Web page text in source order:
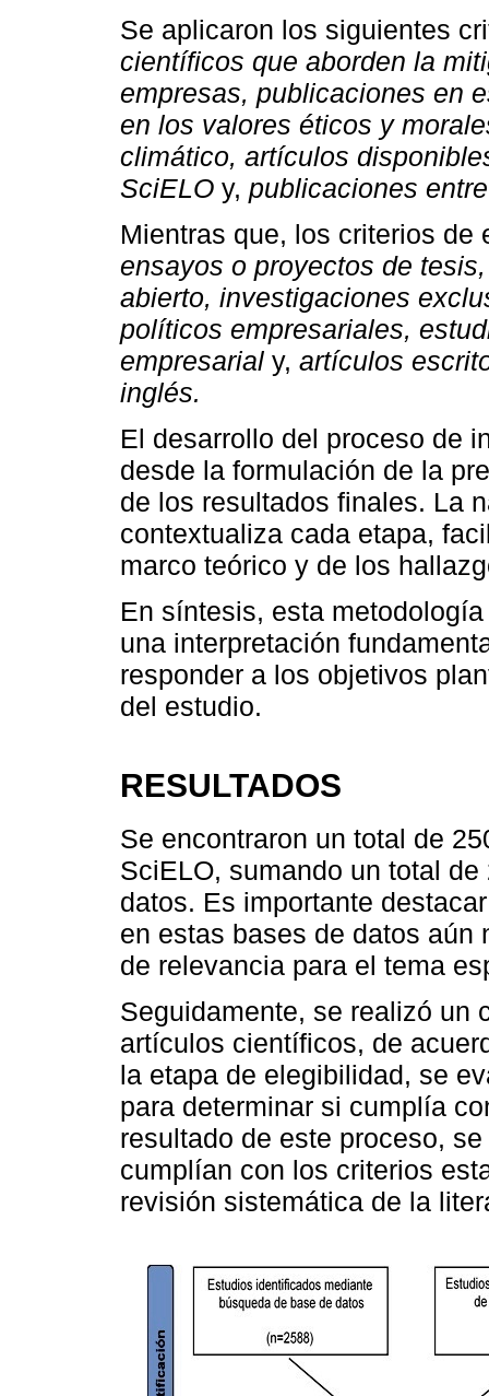
Se aplicaron los siguientes
científicos que aborden la
empresas, publicaciones en
en los valores éticos y
climático, artículos
SciELO y, publicaciones
Mientras que, los criterios
ensayos o proyectos de
abierto, investigaciones
políticos empresariales,
empresarial y, artículos
inglés.
El desarrollo del proceso de
desde la formulación de la
de los resultados finales. La
contextualiza cada etapa,
marco teórico y de los
En síntesis, esta
una interpretación
responder a los objetivos
del estudio.
RESULTADOS
Se encontraron un total de
SciELO, sumando un total
datos. Es importante
en estas bases de datos aún
de relevancia para el tema
Seguidamente, se realizó un
artículos científicos, de
la etapa de elegibilidad, se
para determinar si cumplía
resultado de este proceso,
cumplían con los criterios
revisión sistemática de la